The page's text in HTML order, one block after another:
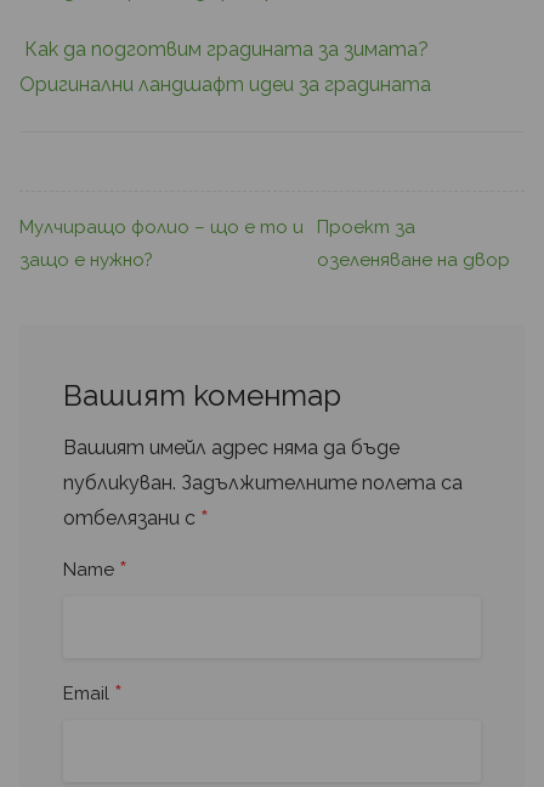
Как да подготвим градината за зимата?
Оригинални ландшафт идеи за градината
Мулчиращо фолио – що е то и
защо е нужно?
Проект за
озеленяване на двор
Вашият коментар
Вашият имейл адрес няма да бъде
публикуван. Задължителните полета са
отбелязани с *
Name *
Email *